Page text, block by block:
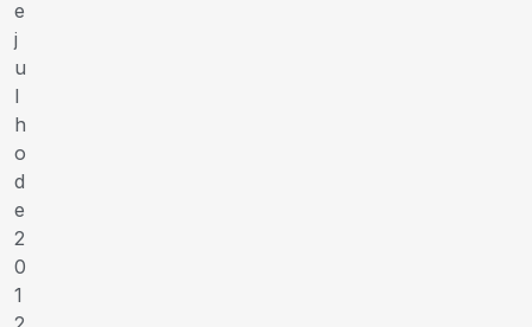
e
j
u
l
h
o
d
e
2
0
1